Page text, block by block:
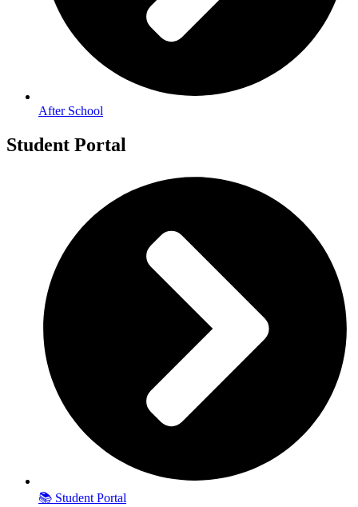
After School
Student Portal
📚 Student Portal